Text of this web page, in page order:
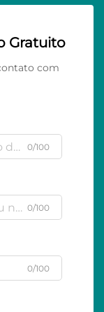
Gratuito
com
0/100
0/100
0/100